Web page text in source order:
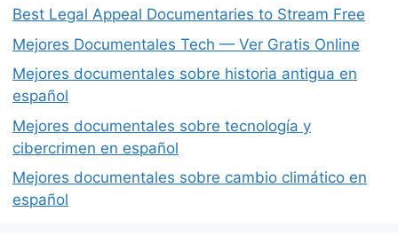
Best Legal Appeal Documentaries to Stream Free
Mejores Documentales Tech — Ver Gratis Online
Mejores documentales sobre historia antigua en
español
Mejores documentales sobre tecnología y
cibercrimen en español
Mejores documentales sobre cambio climático en
español